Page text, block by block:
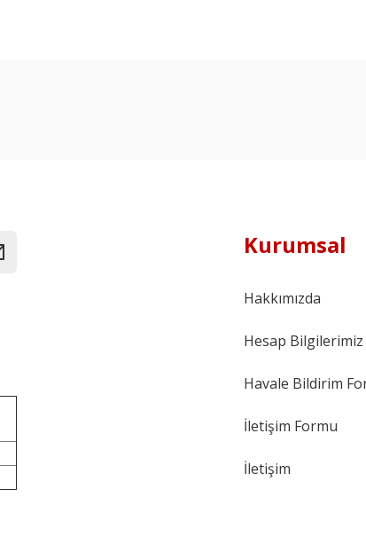
Kurumsal
Hakkımızda
Hesap Bilgilerimiz
Havale Bildirim
İletişim Formu
İletişim